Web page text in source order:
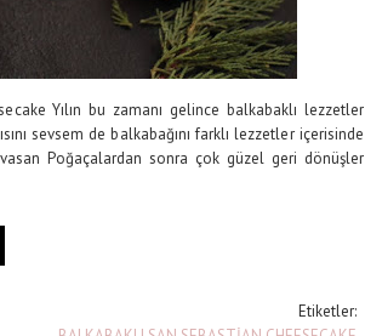
Yılın bu zamanı gelince balkabaklı lezzetler
sevsem de balkabağını farklı lezzetler içerisinde
Poğaçalardan sonra çok güzel geri dönüşler
Etiketler: